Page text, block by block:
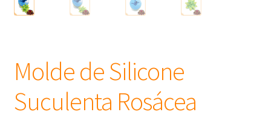
Óleos
Molde de Silicone
Suculenta Rosácea